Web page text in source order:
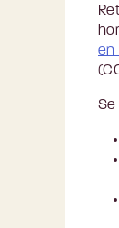
en
Se